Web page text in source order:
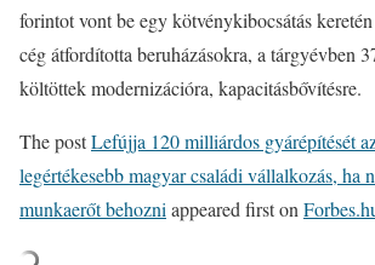
forintot vont be egy kötvénykibocsátás
cég átfordította beruházásokra, a tárgyévben
költöttek modernizációra, kapacitásbővítésre.
The postLefújja 120 milliárdos gyárépítését
legértékesebb magyar családi vállalkozás, ha
munkaerőt behozni appeared first on